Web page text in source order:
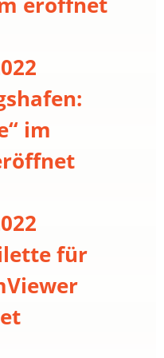
im
für